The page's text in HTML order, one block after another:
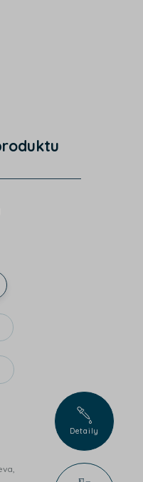
Detaily